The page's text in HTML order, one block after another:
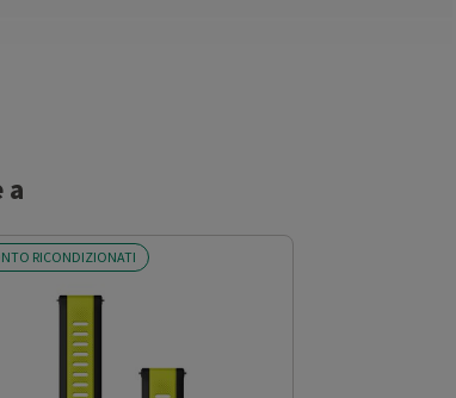
63,5 cm a 132 cm
a
RICONDIZIONATI